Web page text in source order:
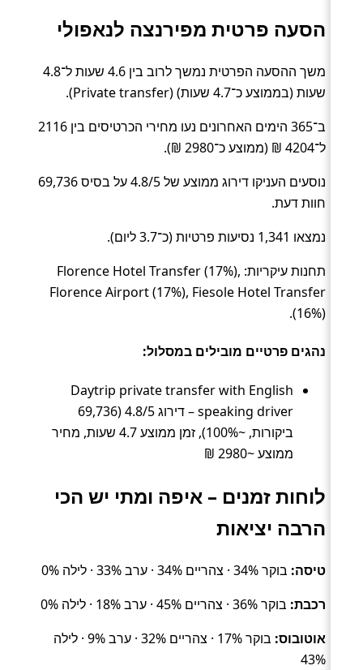
הסעה פרטית מפירנצה לנאפולי
משך ההסעה הפרטית נמשך לרוב בין 4.6 שעות ל־4.8
שעות (בממוצע כ־4.7 שעות) (Private transfer).
ב־365 הימים האחרונים נעו מחירי הכרטיסים בין 2116
ל־4204 ₪ (ממוצע כ־2980 ₪).
נוסעים העניקו דירוג ממוצע של 4.8/5 על בסיס 69,736
חוות דעת.
נמצאו 1,341 נסיעות פרטיות (כ־3.7 ליום).
תחנות עיקריות: Florence Hotel Transfer (17%),
Florence Airport (17%), Fiesole Hotel Transfer
(16%).
נהגים פרטיים מובילים במסלול:
Daytrip private transfer with English
speaking driver – דירוג 4.8/5 (69,736
ביקורות, ~100%), זמן ממוצע 4.7 שעות, מחיר
ממוצע ~2980 ₪
לוחות זמנים – איפה ומתי יש הכי
הרבה יציאות
טיסה: בוקר 34% · צהריים 34% · ערב 33% · לילה 0%
רכבת: בוקר 36% · צהריים 45% · ערב 18% · לילה 0%
אוטובוס:
בוקר 17% · צהריים 32% · ערב 9% · לילה
43%